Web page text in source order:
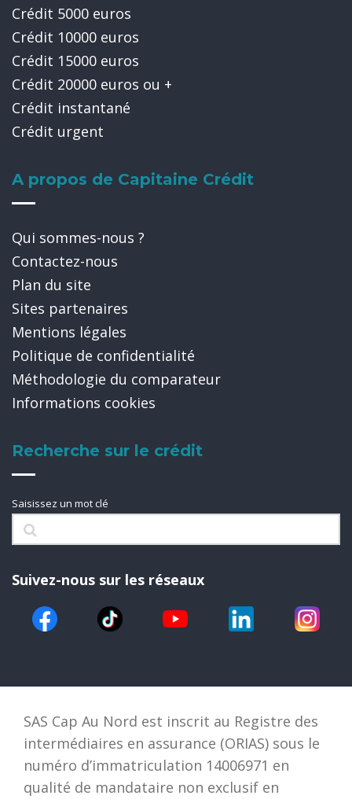
Crédit 5000 euros
Crédit 10000 euros
Crédit 15000 euros
Crédit 20000 euros ou +
Crédit instantané
Crédit urgent
A propos de Capitaine Crédit
Qui sommes-nous ?
Contactez-nous
Plan du site
Sites partenaires
Mentions légales
Politique de confidentialité
Méthodologie du comparateur
Informations cookies
Recherche sur le crédit
Saisissez un mot clé
Suivez-nous sur les réseaux
SAS Cap Au Nord est inscrit au Registre des
intermédiaires en assurance (ORIAS) sous le
numéro d’immatriculation 14006971 en
qualité de mandataire non exclusif en